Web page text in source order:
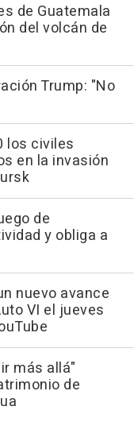
de Guatemala
del volcán de
Trump: "No
los civiles
en la invasión
de
y obliga a
nuevo avance
VI el jueves
más allá"
de